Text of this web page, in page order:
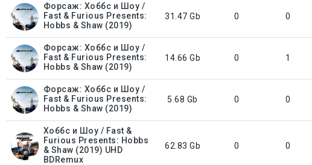
Форсаж: Хоббс и Шоу /
Fast & Furious Presents:
Hobbs & Shaw (2019)
31.47 Gb 0 0
Форсаж: Хоббс и Шоу /
Fast & Furious Presents:
Hobbs & Shaw (2019)
14.66 Gb 0 1
Форсаж: Хоббс и Шоу /
Fast & Furious Presents:
Hobbs & Shaw (2019)
5.68 Gb 0 0
Хоббс и Шоу / Fast &
Furious Presents: Hobbs
& Shaw (2019) UHD
BDRemux
62.83 Gb 0 0